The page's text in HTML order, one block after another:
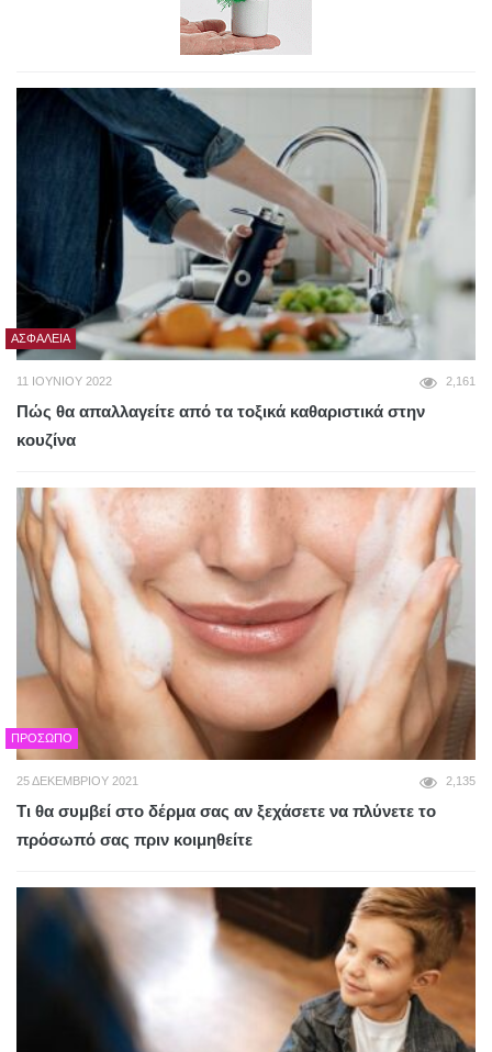
ΑΣΦΆΛΕΙΑ
11 ΙΟΥΝΊΟΥ 2022 2,161
Πώς θα απαλλαγείτε από τα τοξικά καθαριστικά στην
κουζίνα
ΠΡΌΣΩΠΟ
25 ΔΕΚΕΜΒΡΊΟΥ 2021 2,135
Τι θα συμβεί στο δέρμα σας αν ξεχάσετε να πλύνετε το
πρόσωπό σας πριν κοιμηθείτε